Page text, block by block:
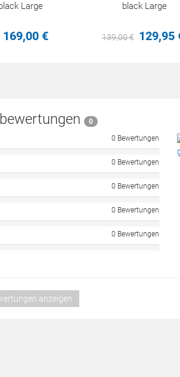
Large
169,00 €
black Large
139,00€ 129,95
0
0 Bewertungen
0 Bewertungen
0 Bewertungen
0 Bewertungen
0 Bewertungen
anzeigen